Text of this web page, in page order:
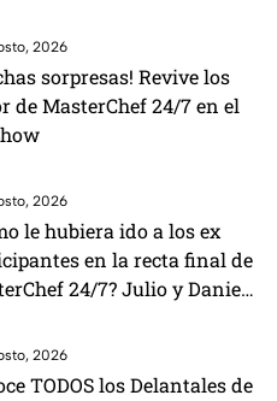
2026
sorpresas! Revive los
de MasterChef 24/7 en el
2026
le hubiera ido a los ex
en la recta final de
24/7? Julio y Daniela
2026
TODOS los Delantales de